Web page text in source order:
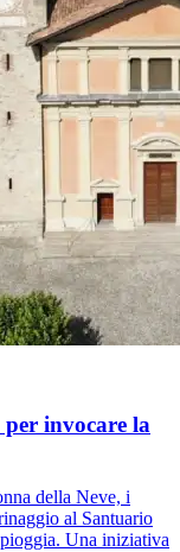
invocare la
della Neve, i
al Santuario
Una iniziativa